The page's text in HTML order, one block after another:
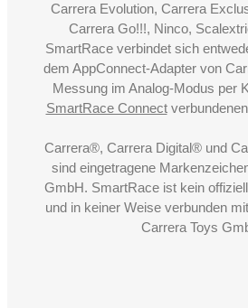
Carrera Evolution, Carrera
Carrera Go!!!, Ninco,
SmartRace verbindet sich
dem AppConnect-Adapter von
Messung im Analog-Modus per
SmartRace Connect
Carrera®, Carrera Digital® und
sind eingetragene
GmbH. SmartRace ist kein
und in keiner Weise verbunden
Carrera Toys